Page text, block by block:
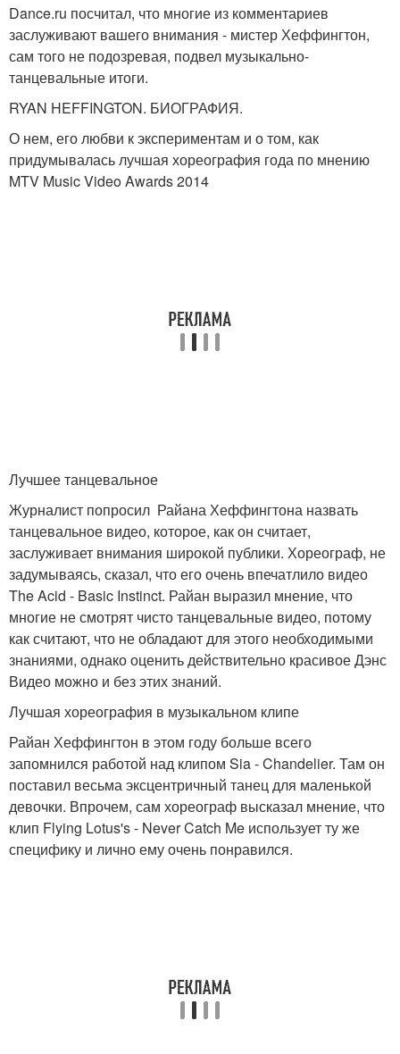
Dance.ru посчитал, что многие из комментариев
заслуживают вашего внимания - мистер Хеффингтон,
сам того не подозревая, подвел музыкально-
танцевальные итоги.
RYAN HEFFINGTON. БИОГРАФИЯ.
О нем, его любви к экспериментам и о том, как
придумывалась лучшая хореография года по мнению
MTV Music Video Awards 2014
Лучшее танцевальное
Журналист попросил Райана Хеффингтона назвать
танцевальное видео, которое, как он считает,
заслуживает внимания широкой публики. Хореограф, не
задумываясь, сказал, что его очень впечатлило видео
The Acid - Basic Instinct. Райан выразил мнение, что
многие не смотрят чисто танцевальные видео, потому
как считают, что не обладают для этого необходимыми
знаниями, однако оценить действительно красивое Дэнс
Видео можно и без этих знаний.
Лучшая хореография в музыкальном клипе
Райан Хеффингтон в этом году больше всего
запомнился работой над клипом Sia - Chandelier. Там он
поставил весьма эксцентричный танец для маленькой
девочки. Впрочем, сам хореограф высказал мнение, что
клип Flying Lotus's - Never Catch Me использует ту же
специфику и лично ему очень понравился.